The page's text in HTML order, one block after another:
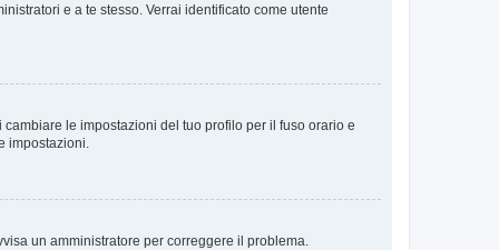
e a te stesso. Verrai identificato come utente
le impostazioni del tuo profilo per il fuso orario e
impostazioni.
un amministratore per correggere il problema.